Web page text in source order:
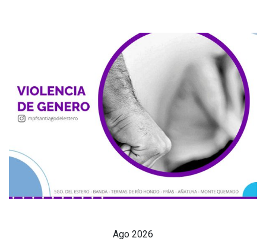
Ago 2026